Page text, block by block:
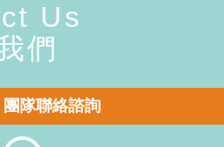
Us
們
隊聯絡諮詢